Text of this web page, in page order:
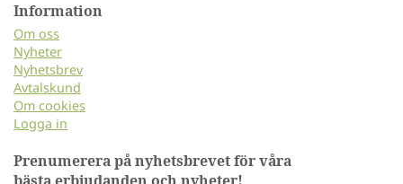
Information
Om oss
Nyheter
Nyhetsbrev
Avtalskund
Om cookies
Logga in
Prenumerera på nyhetsbrevet för våra